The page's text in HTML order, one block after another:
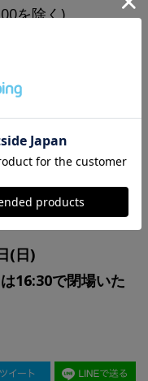
を除く)
がございます。予
スの実演販売を実
さいませ。
す。
(日)
16:30で閉場いた